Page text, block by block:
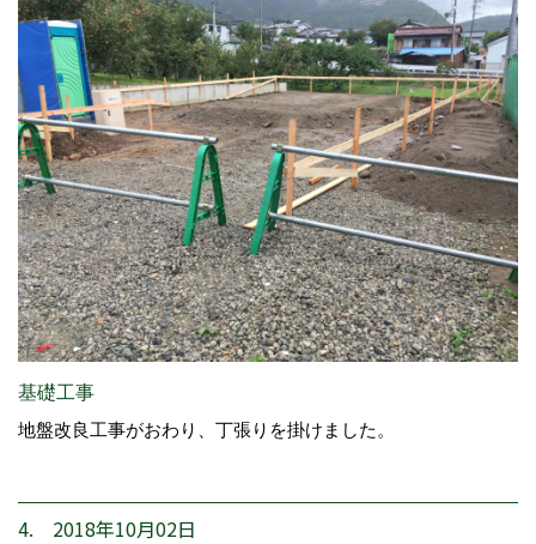
基礎工事
地盤改良工事がおわり、丁張りを掛けました。
4. 2018年10月02日